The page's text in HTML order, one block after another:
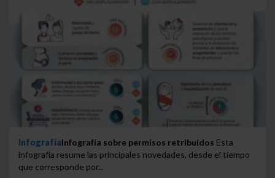
InfografíaInfografía sobre permisos retribuidos Esta
infografía resume las principales novedades, desde el tiempo
que corresponde por...